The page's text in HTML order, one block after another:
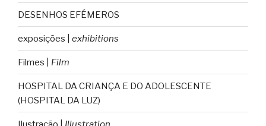
DESENHOS EFÉMEROS
exposições | exhibitions
Filmes | Film
HOSPITAL DA CRIANÇA E DO ADOLESCENTE
(HOSPITAL DA LUZ)